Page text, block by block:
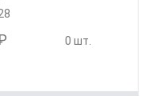
0 шт.